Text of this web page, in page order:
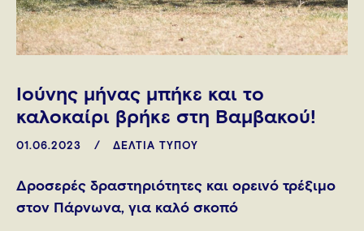
Ιούνης μήνας μπήκε και το
καλοκαίρι βρήκε στη Βαμβακού!
01.06.2023 ΔΕΛΤΙΑ ΤΥΠΟΥ
Δροσερές δραστηριότητες και ορεινό τρέξιμο
στον Πάρνωνα, για καλό σκοπό